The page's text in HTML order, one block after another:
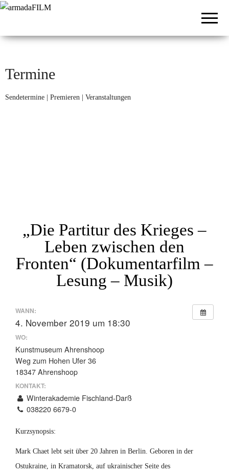
Termine
Sendetermine | Premieren | Veranstaltungen
„Die Partitur des Krieges –
Leben zwischen den
Fronten“ (Dokumentarfilm –
Lesung – Musik)
WANN:
4. November 2019 um 18:30
WO:
Kunstmuseum Ahrenshoop
Weg zum Hohen Ufer 36
18347 Ahrenshoop
KONTAKT:
Winterakademie Fischland-Darß
038220 6679-0
Kurzsynopsis:
Mark Chaet lebt seit über 20 Jahren in Berlin. Geboren in der
Ostukraine, in Kramatorsk, auf ukrainischer Seite des